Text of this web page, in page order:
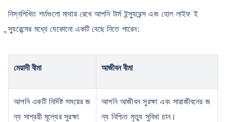
নিম্নলিখিত শর্তগুলো মাথায় রেখে আপনি টার্ম ইন্স্যুরেন্স এবং হোল লাইফ ই
ন্স্যুরেন্সের মধ্যে যেকোনো একটি বেছে নিতে পারেন:
মেয়াদী বীমা আজীবন বীমা
আপনি একটি নির্দিষ্ট সময়ের জ
ন্য সাশ্রয়ী মূল্যের সুরক্ষা
আপনি আজীবন সুরক্ষা এবং সারাজীবনের জ
ন্য নিশ্চিত মৃত্যু সুবিধা চান।